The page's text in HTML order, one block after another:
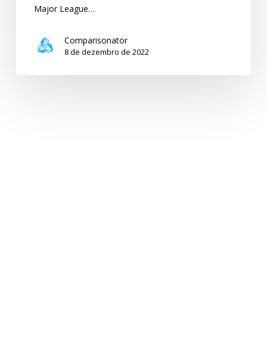
Major League…
Comparisonator
8 de dezembro de 2022